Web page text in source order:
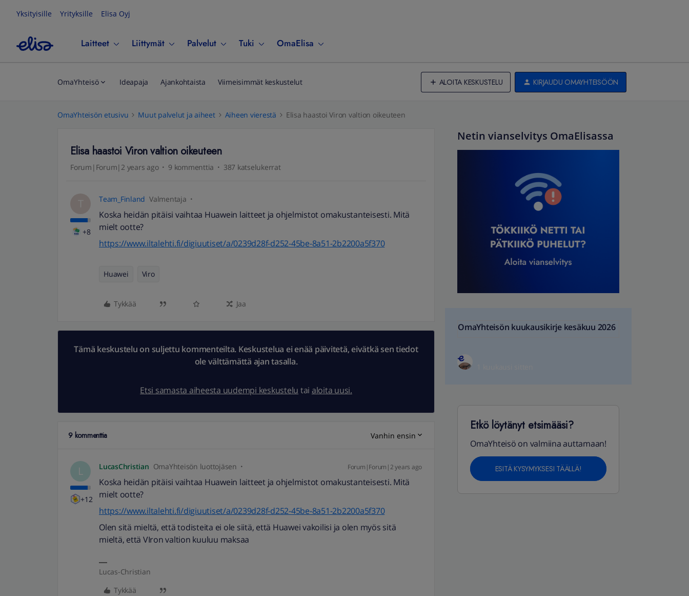
Yksityisille Yrityksille Elisa Oyj
Laitteet Liittymät Palvelut Tuki OmaElisa
OmaYhteisö Ideapaja Ajankohtaista Viimeisimmät keskustelut ALOITA KESKUSTELU KIRJAUDU OMAYHTEISÖÖN
OmaYhteisön etusivu Muut palvelut ja aiheet Aiheen vierestä Elisa haastoi Viron valtion oikeuteen
Elisa haastoi Viron valtion oikeuteen
Forum|Forum|2 years ago 9 kommenttia 387 katselukerrat
T
+8
Team_Finland Valmentaja
Koska heidän pitäisi vaihtaa Huawein laitteet ja ohjelmistot omakustanteisesti. Mitä
mielt ootte?
https://www.iltalehti.fi/digiuutiset/a/0239d28f-d252-45be-8a51-2b2200a5f370
Huawei Viro
Tykkää Jaa
Tämä keskustelu on suljettu kommenteilta. Keskustelua ei enää päivitetä, eivätkä sen tiedot
ole välttämättä ajan tasalla.
Etsi samasta aiheesta uudempi keskustelu tai aloita uusi.
9 kommenttia Vanhin ensin
L
+12
LucasChristian OmaYhteisön luottojäsen Forum|Forum|2 years ago
Koska heidän pitäisi vaihtaa Huawein laitteet ja ohjelmistot omakustanteisesti. Mitä
mielt ootte?
https://www.iltalehti.fi/digiuutiset/a/0239d28f-d252-45be-8a51-2b2200a5f370
Olen sitä mieltä, että todisteita ei ole siitä, että Huawei vakoilisi ja olen myös sitä
mieltä, että VIron valtion kuuluu maksaa
Lucas-Christian
Tykkää
Netin vianselvitys OmaElisassa
OmaYhteisön kuukausikirje kesäkuu 2026
Etkö löytänyt etsimääsi?
OmaYhteisö on valmiina auttamaan!
ESITÄ KYSYMYKSESI TÄÄLLÄ!